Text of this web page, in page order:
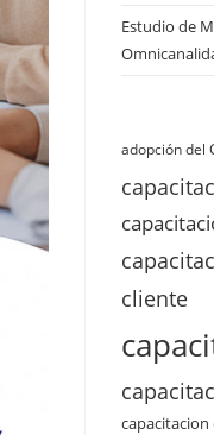
Estudio de
adopción del
cliente
capacitacion